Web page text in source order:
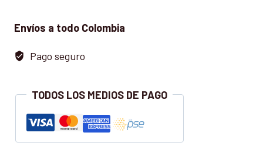
URBANA
Y
IMPACTO
MEDIO
Envíos a todo Colombia
Pago seguro
TODOS LOS MEDIOS DE PAGO